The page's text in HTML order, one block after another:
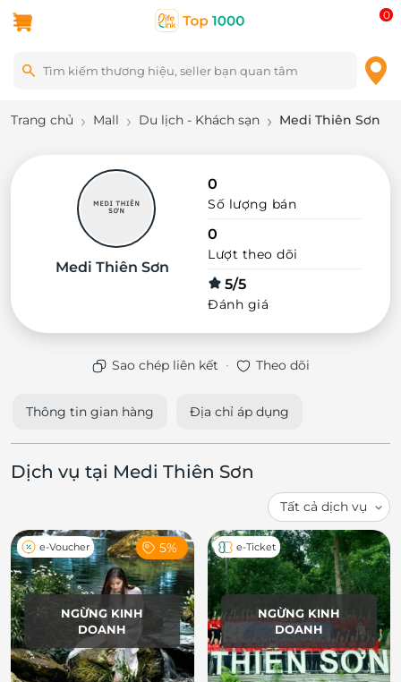
0
Trang chủ Mall Du lịch - Khách sạn Medi Thiên Sơn
Medi Thiên Sơn
0
Số lượng bán
0
Lượt theo dõi
5/5
Đánh giá
Sao chép liên kết · Theo dõi
Thông tin gian hàng Địa chỉ áp dụng
Dịch vụ tại Medi Thiên Sơn
NGỪNG KINH
DOANH
e-Voucher 5%
NGỪNG KINH
DOANH
e-Ticket